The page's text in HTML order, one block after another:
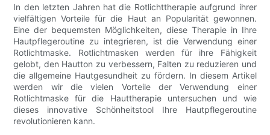
In den letzten Jahren hat die Rotlichttherapie aufgrund ihrer
vielfältigen Vorteile für die Haut an Popularität gewonnen.
Eine der bequemsten Möglichkeiten, diese Therapie in Ihre
Hautpflegeroutine zu integrieren, ist die Verwendung einer
Rotlichtmaske. Rotlichtmasken werden für ihre Fähigkeit
gelobt, den Hautton zu verbessern, Falten zu reduzieren und
die allgemeine Hautgesundheit zu fördern. In diesem Artikel
werden wir die vielen Vorteile der Verwendung einer
Rotlichtmaske für die Hauttherapie untersuchen und wie
dieses innovative Schönheitstool Ihre Hautpflegeroutine
revolutionieren kann.